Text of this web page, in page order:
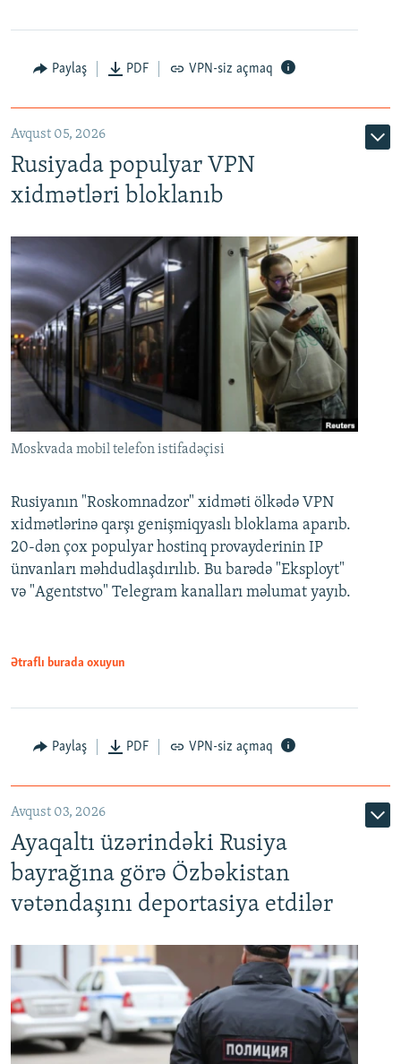
Paylaş PDF VPN-siz açmaq
Avqust 05, 2026
Rusiyada populyar VPN
xidmətləri bloklanıb
Moskvada mobil telefon istifadəçisi
Rusiyanın "Roskomnadzor" xidməti ölkədə VPN
xidmətlərinə qarşı genişmiqyaslı bloklama aparıb.
20-dən çox populyar hostinq provayderinin IP
ünvanları məhdudlaşdırılıb. Bu barədə "Eksployt"
və "Agentstvo" Telegram kanalları məlumat yayıb.
Ətraflı burada oxuyun
Paylaş PDF VPN-siz açmaq
Avqust 03, 2026
Ayaqaltı üzərindəki Rusiya
bayrağına görə Özbəkistan
vətəndaşını deportasiya etdilər